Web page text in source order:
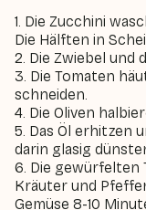
1. Die Zucchini
Die Hälften in
2. Die Zwiebel und
3. Die Tomaten
schneiden.
4. Die Oliven
5. Das Öl erhitzen
darin glasig
6. Die gewürfelten
Kräuter und
Gemüse 8-10